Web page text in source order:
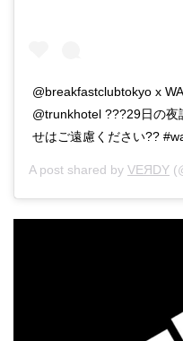
@breakfastclubtokyo x
@trunkhotel ???29日の夜
せはご遠慮ください??
A post shared by VEЯDY